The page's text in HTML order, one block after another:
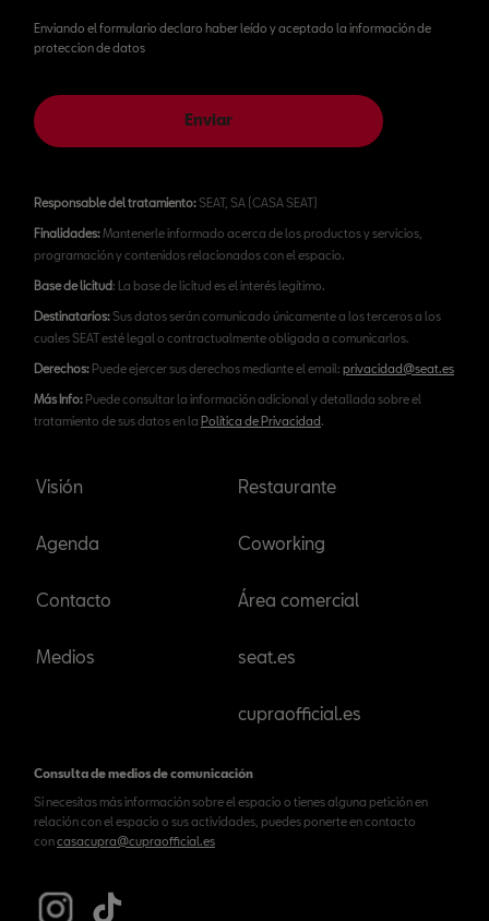
Enviando el formulario declaro haber leído y aceptado la información de
proteccion de datos
Enviar
Responsable del tratamiento:SEAT, SA (CASA SEAT)
Finalidades:Mantenerle informado acerca de los productos y servicios,
programación y contenidos relacionados con el espacio.
Base de licitud: La base de licitud es el interés legítimo.
Destinatarios:Sus datos serán comunicado únicamente a los terceros a los
cuales SEAT esté legal o contractualmente obligada a comunicarlos.
Derechos: Puede ejercer sus derechos mediante el email: privacidad@seat.es
Más Info: Puede consultar la información adicional y detallada sobre el
tratamiento de sus datos en la Política de Privacidad.
Visión
Agenda
Contacto
Medios
Restaurante
Coworking
Área comercial
seat.es
cupraofficial.es
Consulta de medios de comunicación
Si necesitas más información sobre el espacio o tienes alguna petición en
relación con el espacio o sus actividades, puedes ponerte en contacto
concasacupra@cupraofficial.es